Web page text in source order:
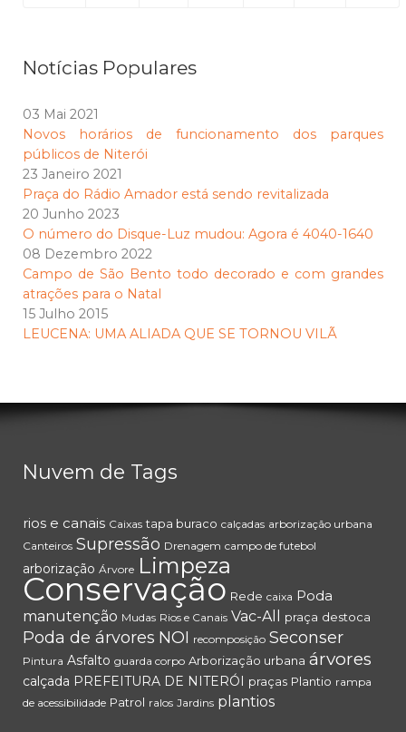
Notícias Populares
03 Mai 2021
Novos horários de funcionamento dos parques
públicos de Niterói
23 Janeiro 2021
Praça do Rádio Amador está sendo revitalizada
20 Junho 2023
O número do Disque-Luz mudou: Agora é 4040-1640
08 Dezembro 2022
Campo de São Bento todo decorado e com grandes
atrações para o Natal
15 Julho 2015
LEUCENA: UMA ALIADA QUE SE TORNOU VILÃ
Nuvem de Tags
rios e canais Caixas tapa buraco calçadas arborização urbana
Canteiros Supressão Drenagem campo de futebol
arborização Árvore Limpeza
Conservação Rede caixa Poda
manutenção Mudas Rios e Canais Vac-All praça destoca
Poda de árvores NOI recomposição Seconser
Pintura Asfalto guarda corpo Arborização urbana árvores
calçada PREFEITURA DE NITERÓI praças Plantio rampa
de acessibilidade Patrol ralos Jardins plantios